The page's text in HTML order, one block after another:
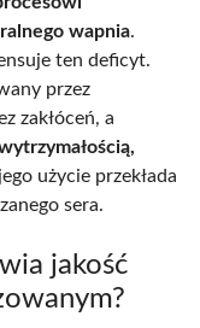
wapnia.
ten deficyt.
przez
zakłóceń, a
użycie przekłada
sera.
jakość